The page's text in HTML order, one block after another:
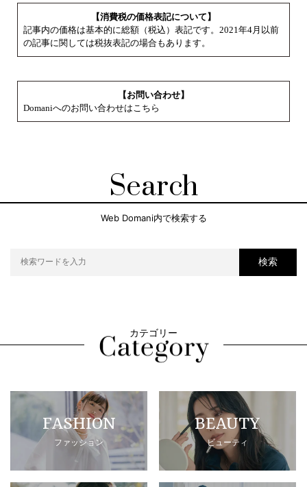
【消費税の価格表記について】
記事内の価格は基本的に総額（税込）表記です。2021年4月以前
の記事に関しては税抜表記の場合もあります。
【お問い合わせ】
Domaniへのお問い合わせはこちら
Search
Web Domani内で検索する
検索
カテゴリー
FASHION
ファッション
BEAUTY
ビューティ